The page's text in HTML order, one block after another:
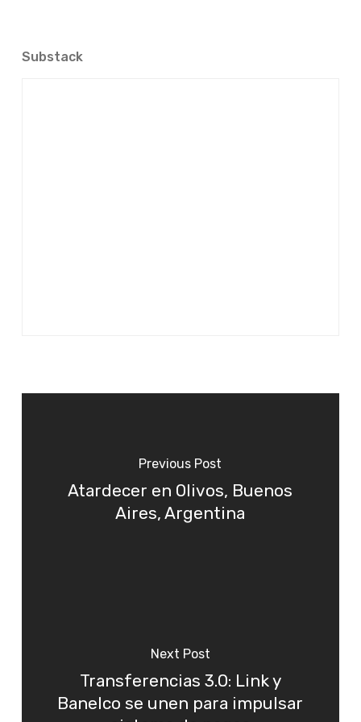
Substack
Previous Post
Atardecer en Olivos, Buenos
Aires, Argentina
Next Post
Transferencias 3.0: Link y
Banelco se unen para impulsar